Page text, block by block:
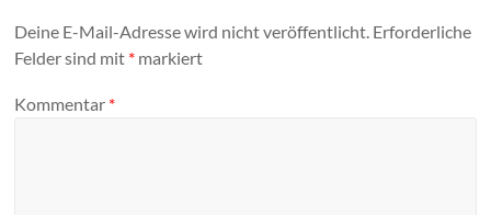
Deine E-Mail-Adresse wird nicht veröffentlicht. Erforderliche
Felder sind mit * markiert
Kommentar *